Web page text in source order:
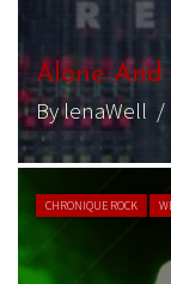
Alone
By Mallis/
CHRONIQUE